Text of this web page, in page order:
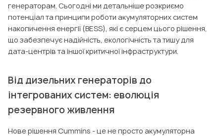
генераторам. Сьогодні ми детальніше розкриємо
потенціал та принципи роботи акумуляторних систем
накопичення енергії (BESS), які є серцем цього рішення,
що забезпечує надійність, екологічність та тишу для
дата-центрів та іншої критичної інфраструктури.
Від дизельних генераторів до
інтегрованих систем: еволюція
резервного живлення
Нове рішення Cummins - це не просто акумуляторна